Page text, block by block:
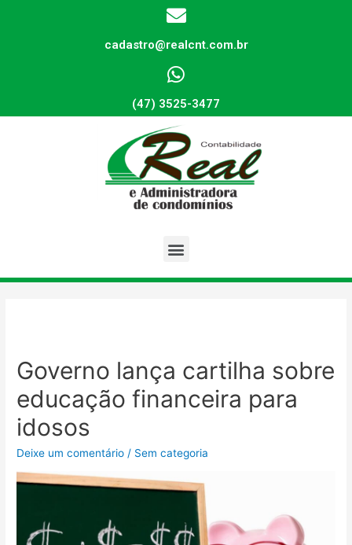
cadastro@realcnt.com.br
(47) 3525-3477
Governo lança cartilha sobre
educação financeira para
idosos
Deixe um comentário / Sem categoria